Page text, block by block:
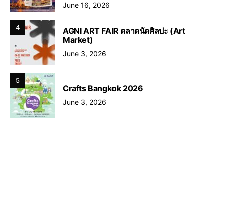
June 16, 2026
4
AGNI ART FAIR ตลาดนัดศิลปะ (Art
Market)
June 3, 2026
5
Crafts Bangkok 2026
June 3, 2026